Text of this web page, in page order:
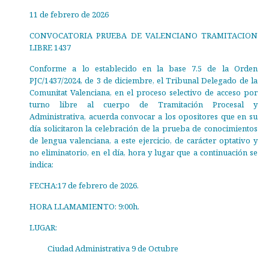
11 de febrero de 2026
CONVOCATORIA PRUEBA DE VALENCIANO TRAMITACION
LIBRE 1437
Conforme a lo establecido en la base 7.5 de la Orden
PJC/1437/2024, de 3 de diciembre, el Tribunal Delegado de la
Comunitat Valenciana, en el proceso selectivo de acceso por
turno libre al cuerpo de Tramitación Procesal y
Administrativa, acuerda convocar a los opositores que en su
día solicitaron la celebración de la prueba de conocimientos
de lengua valenciana, a este ejercicio, de carácter optativo y
no eliminatorio, en el día, hora y lugar que a continuación se
indica:
FECHA:17 de febrero de 2026.
HORA LLAMAMIENTO: 9:00h.
LUGAR:
Ciudad Administrativa 9 de Octubre